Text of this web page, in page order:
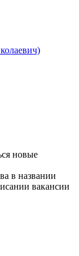
новые
в названии
вакансии